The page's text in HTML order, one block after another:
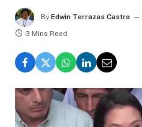
By Edwin Terrazas Castro
3 Mins Read